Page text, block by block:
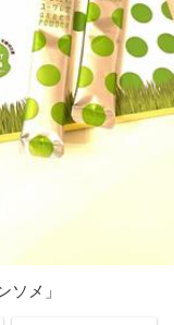
ソメ」